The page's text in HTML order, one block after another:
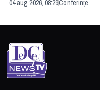
04 aug 2026, 08:29Conferințe